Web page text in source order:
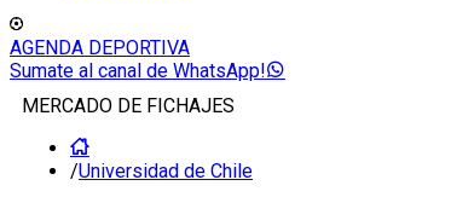
AGENDA DEPORTIVA
Sumate al canal de WhatsApp!
MERCADO DE FICHAJES
/Universidad de Chile